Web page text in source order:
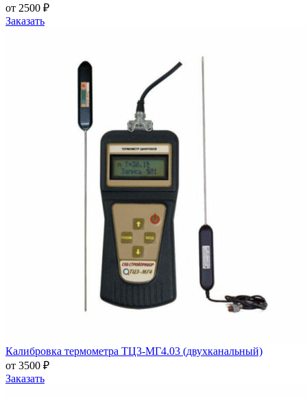
от 2500 ₽
Заказать
Калибровка термометра ТЦ3-МГ4.03 (двухканальный)
от 3500 ₽
Заказать